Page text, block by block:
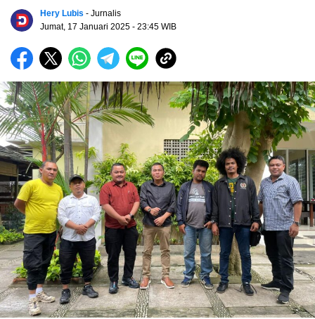
Hery Lubis - Jurnalis
Jumat, 17 Januari 2025 - 23:45 WIB